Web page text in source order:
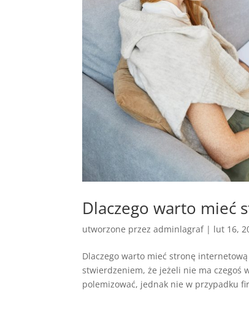
Dlaczego warto mieć
utworzone przezadminlagraf| lut 16,
Dlaczego warto mieć stronę
stwierdzeniem, że jeżeli nie ma czegoś
polemizować, jednak nie w przypadku